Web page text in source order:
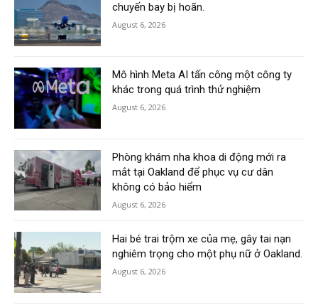
chuyến bay bị hoãn.
August 6, 2026
Mô hình Meta AI tấn công một công ty
khác trong quá trình thử nghiệm
August 6, 2026
Phòng khám nha khoa di động mới ra
mắt tại Oakland để phục vụ cư dân
không có bảo hiểm
August 6, 2026
Hai bé trai trộm xe của mẹ, gây tai nạn
nghiêm trọng cho một phụ nữ ở Oakland.
August 6, 2026